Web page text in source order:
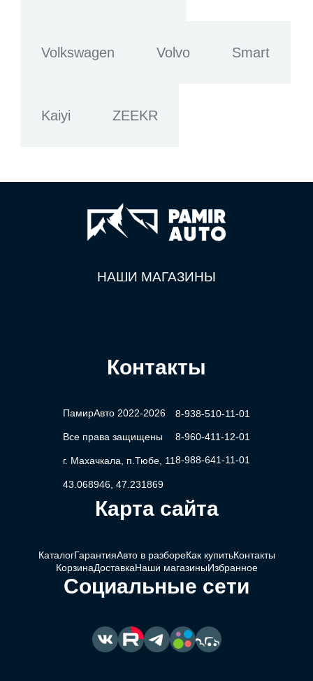
Volkswagen Volvo Smart
Kaiyi ZEEKR
НАШИ МАГАЗИНЫ
Контакты
ПамирАвто 2022-2026
Все права защищены
г. Махачкала, п.Тюбе, 11
43.068946, 47.231869
8-938-510-11-01
8-960-411-12-01
8-988-641-11-01
Карта сайта
КаталогГарантияАвто в разбореКак купитьКонтакты
КорзинаДоставкаНаши магазиныИзбранное
Социальные сети